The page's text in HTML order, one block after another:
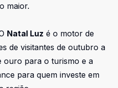
maior.
Natal Luz é o motor de
de visitantes de outubro a
ouro para o turismo e a
para quem investe em